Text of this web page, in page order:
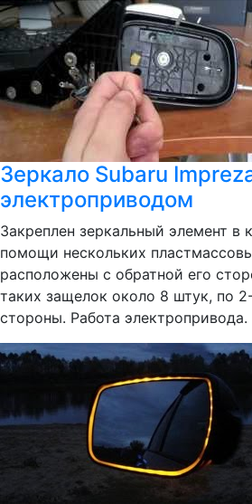
Зеркало Subaru
электроприводом
Закреплен зеркальный элемент в
помощи нескольких
расположены с обратной его
таких защелок около 8 штук, по
стороны. Работа электропривода.